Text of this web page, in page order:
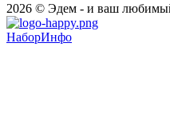
2026 © Эдем - и ваш
НаборИнфо